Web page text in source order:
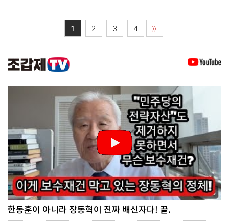
1 2 3 4 〉〉
한동훈이 아니라 장동혁이 진짜 배신자다! 끝.